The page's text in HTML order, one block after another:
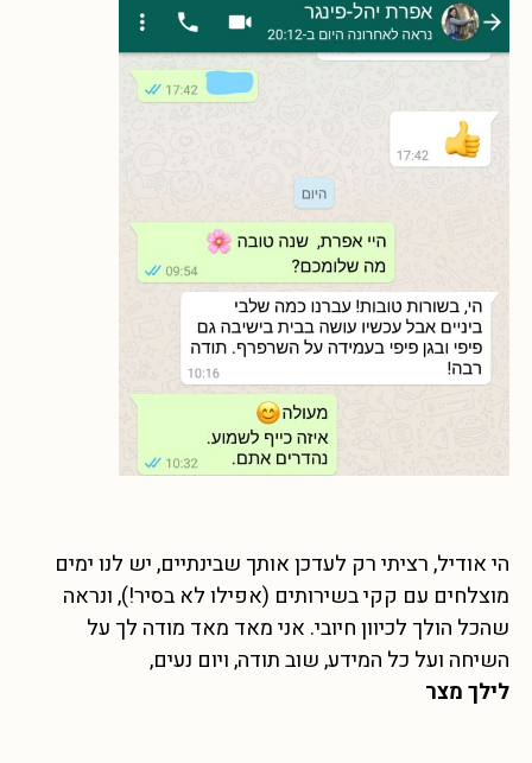
הי אודיל, רציתי רק לעדכן אותך שבינתיים, יש לנו ימים
מוצלחים עם קקי בשירותים (אפילו לא בסיר!), ונראה
שהכל הולך לכיוון חיובי. אני מאד מאד מודה לך על
השיחה ועל כל המידע, שוב תודה, ויום נעים,
לילך מצר